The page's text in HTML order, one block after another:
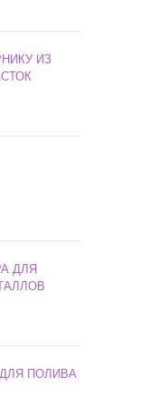
ИЗ
ДЛЯ
ПОЛИВА